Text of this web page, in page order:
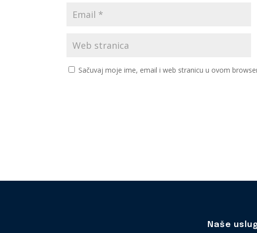
Sačuvaj moje ime, email i web stranicu u ovom
Naše